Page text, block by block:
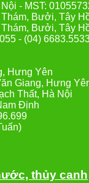
- MST:
Bưởi, Tây
Bưởi, Tây
- (04)
Hưng Yên
Giang, Hưng
Thất, Hà Nội
Định
thủy canh